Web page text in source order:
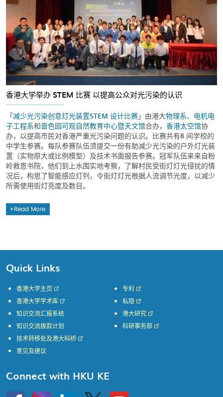
香港大学举办 STEM 比赛 以提高公众对光污染的认识
「减少光污染创意灯光装置STEM 设计比赛」由港大物理系、 电机电
子工程系和啬色园可观自然教育中心暨天文馆合办， 香港太空馆协
办，以提高市民对香港严重光污染问题的认识。比赛共有8 间学校的
中学生参赛。每队参赛队伍须提交一份有助减少光污染的户外灯光装
置（实物原大或比例模型）及技术书面报告参赛。冠军队伍来来自粉
岭救恩书院，他们到上水围实地考察，了解村民受街灯灯光侵扰的情
况后，构思了智能感应灯列，令街灯灯光根据人流调节光度，以减少
所需使用街灯亮度及数目。
Read More
Quick Links
香港大学主页
香港大学学术库
知识交流汇报系统
知识交流拨款计划
专利
私隐
港大研究
科研事务部
技术转移处及港大科桥
意见及建议
Connect with HKU KE